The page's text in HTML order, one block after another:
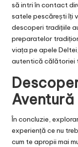
să intri în contact
satele pescărești îți
descoperi tradițiile
preparatelor
viața pe apele
autentică călătoriei
În concluzie,
experiență ce nu
cum te apropii mai